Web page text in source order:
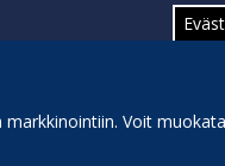
Voit muokata